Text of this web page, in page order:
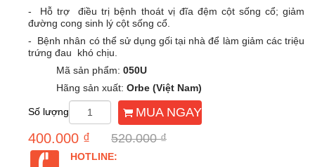
- Hỗ trợ điều trị bệnh thoát vị đĩa đệm cột sống cổ; giảm
đường cong sinh lý cột sống cổ.
- Bệnh nhân có thể sử dụng gối tại nhà để làm giảm các triệu
trứng đau khó chịu.
Mã sản phẩm: 050U
Hãng sản xuất: Orbe (Việt Nam)
Số lượng MUA NGAY
400.000 ₫ 520.000 ₫
HOTLINE: